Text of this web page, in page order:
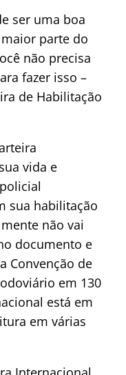
ser uma boa
parte do
não precisa
fazer isso –
de Habilitação
vida e
sua habilitação
não vai
documento e
Convenção de
em 130
está em
em várias